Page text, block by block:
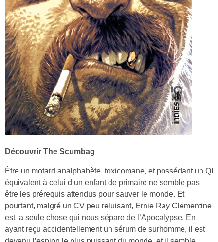
Découvrir The Scumbag
Être un motard analphabète, toxicomane, et possédant un QI
équivalent à celui d’un enfant de primaire ne semble pas
être les prérequis attendus pour sauver le monde. Et
pourtant, malgré un CV peu reluisant, Ernie Ray Clementine
est la seule chose qui nous sépare de l’Apocalypse. En
ayant reçu accidentellement un sérum de surhomme, il est